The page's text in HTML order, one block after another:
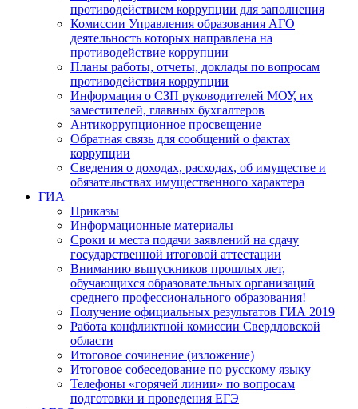
противодействием коррупции для заполнения
Комиссии Управления образования АГО
деятельность которых направлена на
противодействие коррупции
Планы работы, отчеты, доклады по вопросам
противодействия коррупции
Информация о СЗП руководителей МОУ, их
заместителей, главных бухгалтеров
Антикоррупционное просвещение
Обратная связь для сообщений о фактах
коррупции
Сведения о доходах, расходах, об имуществе и
обязательствах имущественного характера
ГИА
Приказы
Информационные материалы
Сроки и места подачи заявлений на сдачу
государственной итоговой аттестации
Вниманию выпускников прошлых лет,
обучающихся образовательных организаций
среднего профессионального образования!
Получение официальных результатов ГИА 2019
Работа конфликтной комиссии Свердловской
области
Итоговое сочинение (изложение)
Итоговое собеседование по русскому языку
Телефоны «горячей линии» по вопросам
подготовки и проведения ЕГЭ